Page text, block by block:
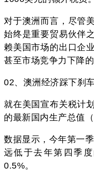
对于澳洲而言，尽管
始终是重要贸易伙伴
赖美国市场的出口企
甚至市场竞争力下降的
02、澳洲经济踩下刹
就在美国宣布关税计
的最新国内生产总值
数据显示，今年第一
远低于去年第四季
0.5%。